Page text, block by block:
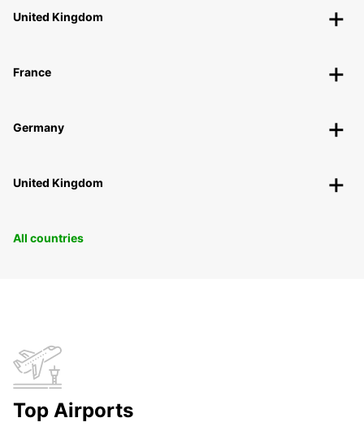
United Kingdom
France
Germany
United Kingdom
All countries
Top Airports